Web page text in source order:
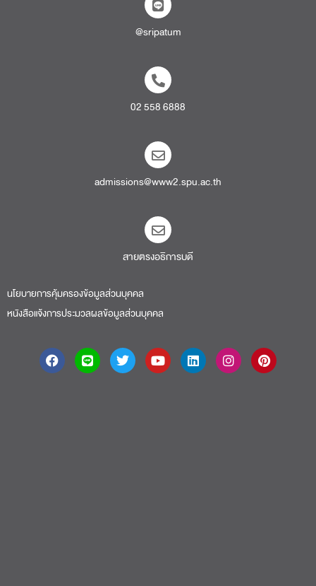
@sripatum
02 558 6888
admissions@www2.spu.ac.th
สายตรงอธิการบดี​
นโยบายการคุ้มครองข้อมูลส่วนบุคคล
หนังสือแจ้งการประมวลผลข้อมูลส่วนบุคคล